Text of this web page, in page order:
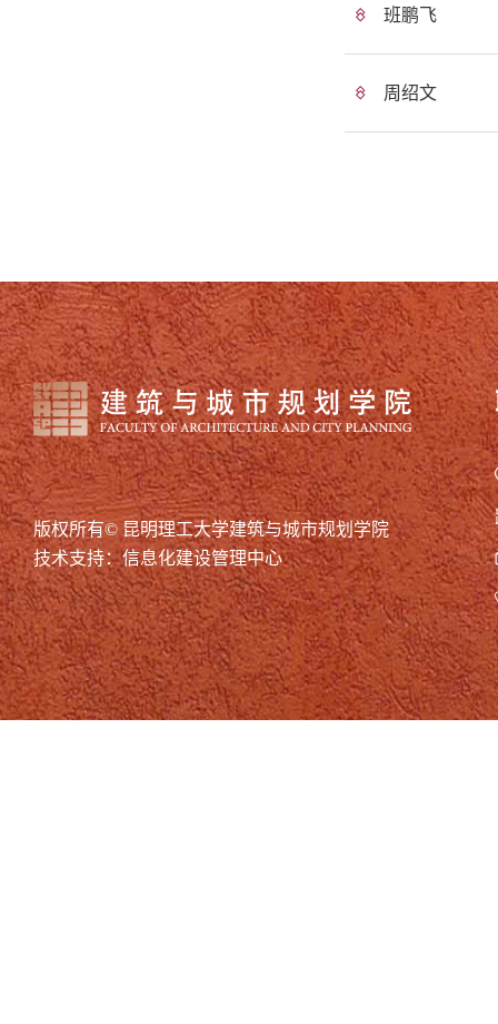
班鹏飞
周绍文
版权所有© 昆明理工大学建筑与城市规划学院
技术支持：信息化建设管理中心